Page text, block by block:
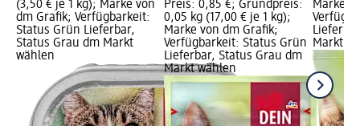
(3,50 € je 1 kg); Marke von
dm Grafik; Verfügbarkeit:
Status Grün Lieferbar,
Status Grau dm Markt
wählen
Preis: 0,85 €; Grundpreis:
0,05 kg (17,00 € je 1 kg);
Marke von dm Grafik;
Verfügbarkeit: Status Grün
Lieferbar, Status Grau dm
Markt wählen
Marke
Markt